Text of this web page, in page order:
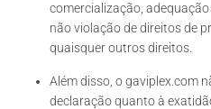
comercialização,
não violação de direitos de
quaisquer outros direitos.
Além disso, o gaviplex.com
declaração quanto à